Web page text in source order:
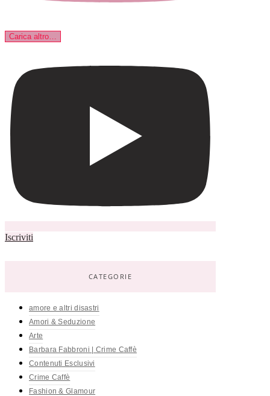
Carica altro…
Iscriviti
CATEGORIE
amore e altri disastri
Amori & Seduzione
Arte
Barbara Fabbroni | Crime Caffè
Contenuti Esclusivi
Crime Caffè
Fashion & Glamour